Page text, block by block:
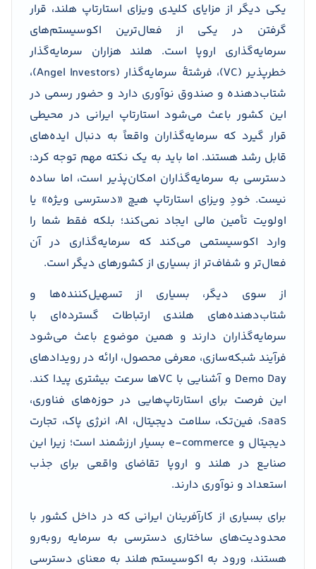
یکی دیگر از مزایای کلیدی ویزای استارتاپ هلند، قرار
گرفتن در یکی از فعال‌ترین اکوسیستم‌های
سرمایه‌گذاری اروپا است. هلند هزاران سرمایه‌گذار
خطرپذیر (VC)، فرشتۀ سرمایه‌گذار (Angel Investors)،
شتاب‌دهنده و صندوق نوآوری دارد و حضور رسمی در
این کشور باعث می‌شود استارتاپ ایرانی در محیطی
قرار گیرد که سرمایه‌گذاران واقعاً به دنبال ایده‌های
قابل رشد هستند. اما باید به یک نکته مهم توجه کرد:
دسترسی به سرمایه‌گذاران امکان‌پذیر است، اما ساده
نیست. خودِ ویزای استارتاپ هیچ «دسترسی ویژه» یا
اولویت تأمین مالی ایجاد نمی‌کند؛ بلکه فقط شما را
وارد اکوسیستمی می‌کند که سرمایه‌گذاری در آن
فعال‌تر و شفاف‌تر از بسیاری از کشورهای دیگر است.
از سوی دیگر، بسیاری از تسهیل‌کننده‌ها و
شتاب‌دهنده‌های هلندی ارتباطات گسترده‌ای با
سرمایه‌گذاران دارند و همین موضوع باعث می‌شود
فرآیند شبکه‌سازی، معرفی محصول، ارائه در رویدادهای
Demo Day و آشنایی با VCها سرعت بیشتری پیدا کند.
این فرصت برای استارتاپ‌هایی در حوزه‌های فناوری،
SaaS، فین‌تک، سلامت دیجیتال، AI، انرژی پاک، تجارت
دیجیتال و e-commerce بسیار ارزشمند است؛ زیرا این
صنایع در هلند و اروپا تقاضای واقعی برای جذب
استعداد و نوآوری دارند.
برای بسیاری از کارآفرینان ایرانی که در داخل کشور با
محدودیت‌های ساختاری دسترسی به سرمایه روبه‌رو
هستند، ورود به اکوسیستم هلند به معنای دسترسی